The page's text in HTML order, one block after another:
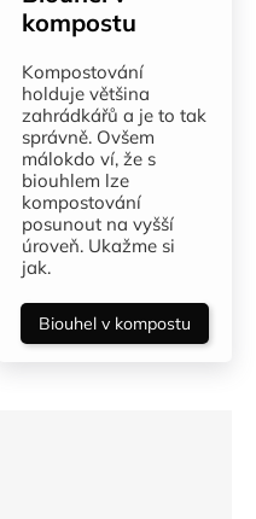
kompostu
Kompostování
holduje většina
zahrádkářů a je to tak
správně. Ovšem
málokdo ví, že s
biouhlem lze
kompostování
posunout na vyšší
úroveň. Ukažme si
jak.
Biouhel v kompostu